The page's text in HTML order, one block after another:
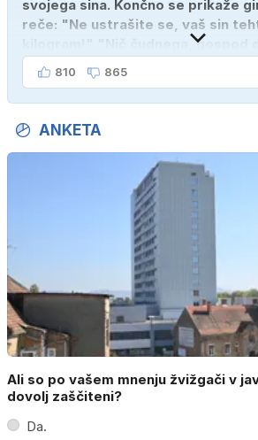
svojega sina. Končno se prikaže
reče: "Ne ustrašite se, vaš sin
kilogram!" "Nič čudnega, gospod
ženo poznava šele tri mesece."
810 865
ANKETA
Ali so po vašem mnenju žvižgači v
dovolj zaščiteni?
Da.